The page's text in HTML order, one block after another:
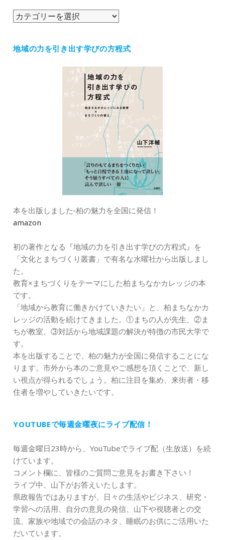
カ
リ
地域の力を引き出す学びの方程式
本を出版しました‐柏の魅力を全国に発信！
amazon
初の著作となる『地域の力を引き出す学びの方程式』を
「文化とまちづくり叢書」で有名な水曜社から出版しまし
た。
教育×まちづくりをテーマにした柏まちなかカレッジの本
です。
「地域から教育に働きかけていきたい」と、柏まちなかカ
レッジの活動を続けてきました。①まちの人が先生、②ま
ちが教室、③対話から地域課題の解決が特徴の市民大学で
す。
本を出版することで、柏の魅力が全国に発信することにな
ります。市外から本のご意見やご感想を頂くことで、新し
い視点が得られるでしょう。柏に注目を集め、来街者・移
住者を増やしていきたいです。
YOUTUBEで毎週金曜夜にライブ配信！
毎週金曜日23時から、YouTubeでライブ配（生放送）を続
けています。
コメント欄に、皆様のご質問ご意見をお書き下さい！
ライブ中、山下がお答えいたします。
県政報告ではありますが、日々の生活やビジネス、研究・
学習への活用、自分の意見の発信、山下や視聴者との交
流、家族や地域での会話のネタ、睡眠のお供にご活用いた
だいています。